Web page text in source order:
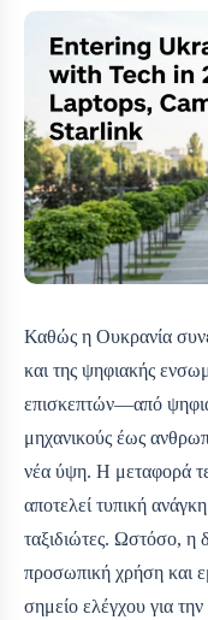
Καθώς η Ουκρανία
και της ψηφιακής
επισκεπτών—από
μηχανικούς έως
νέα ύψη. Η μεταφορά
αποτελεί τυπική
ταξιδιώτες. Ωστόσο, η
προσωπική χρήση και
σημείο ελέγχου για